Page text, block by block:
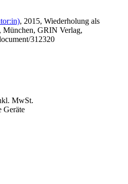
, 2015, Wiederholung als
München, GRIN Verlag,
312320
MwSt.
Geräte